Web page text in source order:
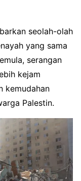
seolah-olah
yang sama
serangan
kejam
kemudahan
Palestin.